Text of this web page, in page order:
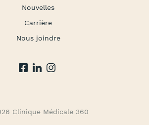
Nouvelles
Carrière
Nous joindre
Clinique Médicale 360